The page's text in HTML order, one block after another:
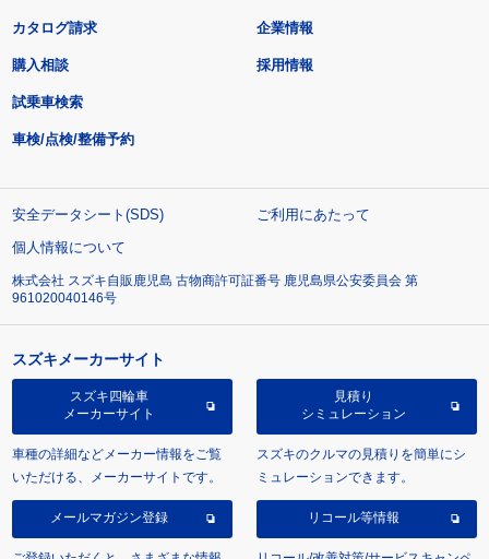
カタログ請求
購入相談
試乗車検索
車検/点検/整備予約
企業情報
採用情報
安全データシート(SDS)
ご利用にあたって
個人情報について
株式会社 スズキ自販鹿児島 古物商許可証番号 鹿児島県公安委員会 第
961020040146号
スズキメーカーサイト
スズキ四輪車
メーカーサイト
車種の詳細などメーカー情報をご覧
いただける、メーカーサイトです。
見積り
シミュレーション
スズキのクルマの見積りを簡単にシ
ミュレーションできます。
メールマガジン登録 リコール等情報